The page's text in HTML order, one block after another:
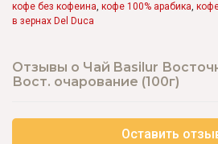
кофе без кофеина, кофе 100% арабика,
в зернах Del Duca
Отзывы о Чай Basilur
Вост. очарование (100г)
Оставить